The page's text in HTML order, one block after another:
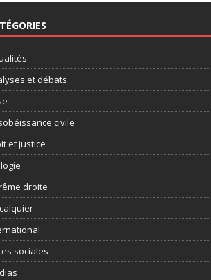
et débats
civile
et justice
droite
sociales